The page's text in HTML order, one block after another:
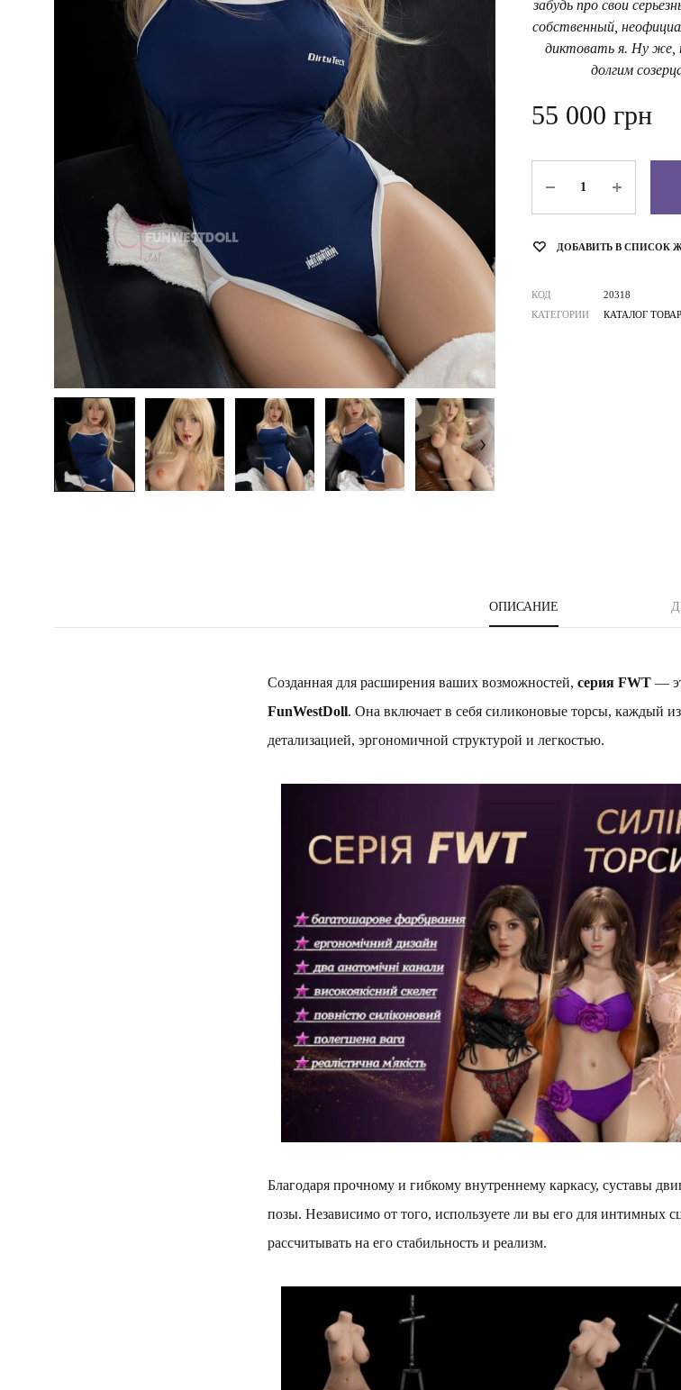
забудь про свои
собственный,
диктовать я. Ну же,
долгим
55 000 грн
ДОБАВИТЬ В СПИСОК
КОД
20318
КАТЕГОРИИ
КАТАЛОГ
ОПИСАНИЕ
Созданная для расширения ваших возможностей, серия FWT —
FunWestDoll. Она включает в себя силиконовые торсы, каждый
детализацией, эргономичной структурой и легкостью.
Благодаря прочному и гибкому внутреннему каркасу, суставы
позы. Независимо от того, используете ли вы его для интимных
рассчитывать на его стабильность и реализм.